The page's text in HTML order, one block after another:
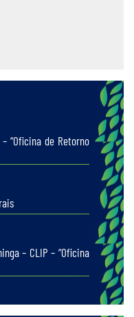
“Oficina de Retorno
– CLIP – “Oficina